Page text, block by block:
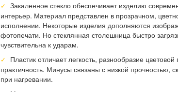
Закаленное стекло обеспечивает изделию
интерьер. Материал представлен в прозрачном,
исполнении. Некоторые изделия дополняются
фотопечати. Но стеклянная столешница быстро
чувствительна к ударам.
Пластик отличает легкость, разнообразие
практичность. Минусы связаны с низкой
при нагревании.